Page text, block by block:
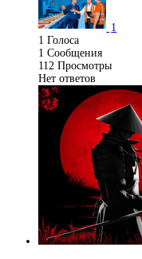
1
1 Голоса
1 Сообщения
112 Просмотры
Нет ответов